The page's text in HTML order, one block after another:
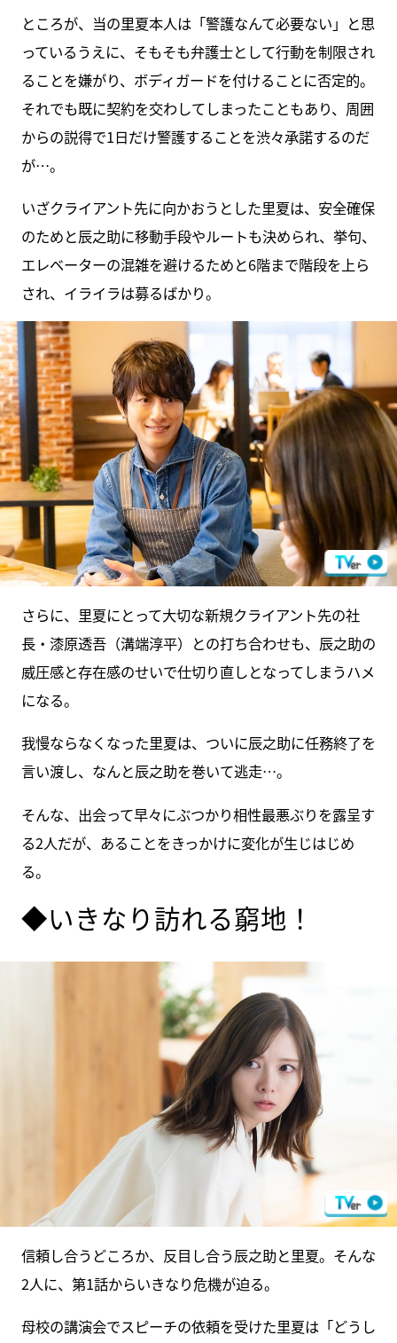
ところが、当の里夏本人は「警護なんて必要ない」と思
っているうえに、そもそも弁護士として行動を制限され
ることを嫌がり、ボディガードを付けることに否定的。
それでも既に契約を交わしてしまったこともあり、周囲
からの説得で1日だけ警護することを渋々承諾するのだ
が…。
いざクライアント先に向かおうとした里夏は、安全確保
のためと辰之助に移動手段やルートも決められ、挙句、
エレベーターの混雑を避けるためと6階まで階段を上ら
され、イライラは募るばかり。
さらに、里夏にとって大切な新規クライアント先の社
長・漆原透吾（溝端淳平）との打ち合わせも、辰之助の
威圧感と存在感のせいで仕切り直しとなってしまうハメ
になる。
我慢ならなくなった里夏は、ついに辰之助に任務終了を
言い渡し、なんと辰之助を巻いて逃走…。
そんな、出会って早々にぶつかり相性最悪ぶりを露呈す
る2人だが、あることをきっかけに変化が生じはじめ
る。
◆いきなり訪れる窮地！
信頼し合うどころか、反目し合う辰之助と里夏。そんな
2人に、第1話からいきなり危機が迫る。
母校の講演会でスピーチの依頼を受けた里夏は「どうし